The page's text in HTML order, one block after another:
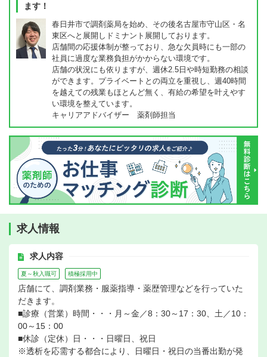
ます！
春日井市で調剤薬局を始め、その後名古屋市守山区・名
東区へと展開しドミナント展開しております。
店舗間の応援体制が整っており、急な欠員時にも一部の
社員に過度な業務負担がかからない環境です。
店舗の状況にも依りますが、週休2.5日や時短勤務の相談
ができます。プライベートとの両立を重視し、週40時間
を越えての残業もほとんど無く、有給の希望を叶えやす
い環境を整えています。
キャリアアドバイザー 薬剤師担当
求人情報
求人内容
夏～秋入職可 積極採用中
店舗にて、調剤業務・服薬指導・薬歴管理などを行っていた
だきます。
■診療（営業）時間・・・月～金／8：30～17：30、土／10：
00～15：00
■休診（定休）日・・・日曜日、祝日
※透析を応需する都合により、日曜日・祝日の当番出勤が発